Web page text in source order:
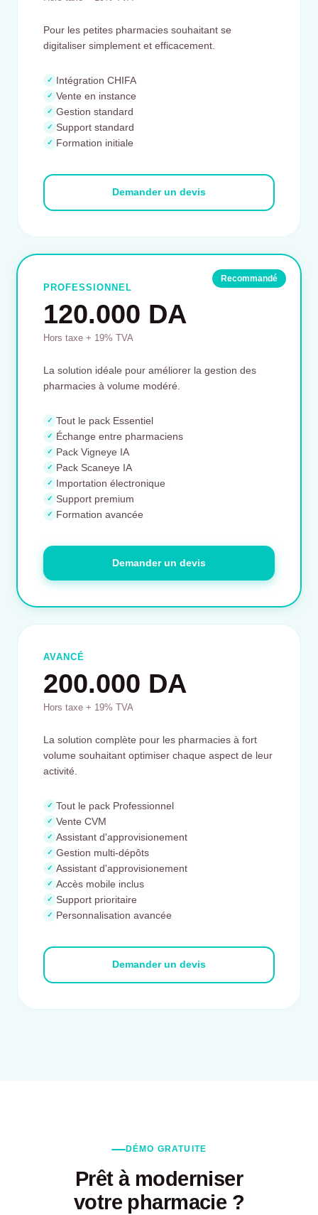
Pour les petites pharmacies souhaitant se
digitaliser simplement et efficacement.
✓ Intégration CHIFA
✓ Vente en instance
✓ Gestion standard
✓ Support standard
✓ Formation initiale
Demander un devis
Recommandé
PROFESSIONNEL
120.000 DA
Hors taxe + 19% TVA
La solution idéale pour améliorer la gestion des
pharmacies à volume modéré.
✓ Tout le pack Essentiel
✓ Échange entre pharmaciens
✓ Pack Vigneye IA
✓ Pack Scaneye IA
✓ Importation électronique
✓ Support premium
✓ Formation avancée
Demander un devis
AVANCÉ
200.000 DA
Hors taxe + 19% TVA
La solution complète pour les pharmacies à fort
volume souhaitant optimiser chaque aspect de leur
activité.
✓ Tout le pack Professionnel
✓ Vente CVM
✓ Assistant d'approvisionement
✓ Gestion multi-dépôts
✓ Assistant d'approvisionement
✓ Accès mobile inclus
✓ Support prioritaire
✓ Personnalisation avancée
Demander un devis
DÉMO GRATUITE
Prêt à moderniser
votre pharmacie ?